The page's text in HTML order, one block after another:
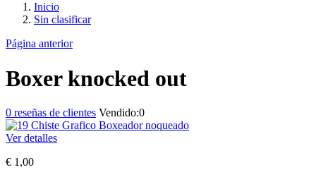
Inicio
Sin clasificar
Página anterior
Boxer knocked out
0 reseñas de clientes Vendido:0
Ver detalles
€ 1,00